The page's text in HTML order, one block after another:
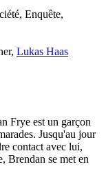
Enquête,
Lukas Haas
Frye est un garçon
Jusqu'au jour
contact avec lui,
Brendan se met en